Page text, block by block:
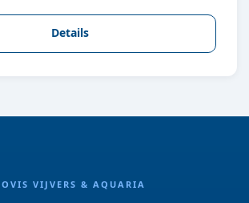
Details
VIJVERS & AQUARIA